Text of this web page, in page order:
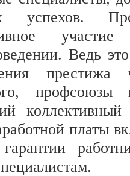
успехов.
Ведь
престижа
профсоюзы
коллективный
платы